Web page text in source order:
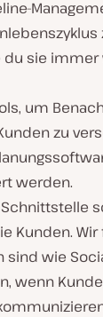
du sie
um
zu
werden.
Kunden.
wie
wenn